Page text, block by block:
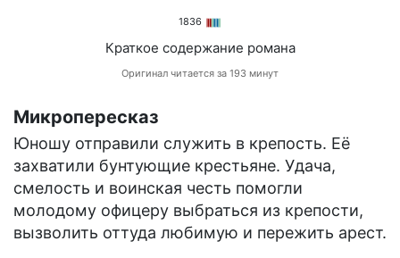
1836
Краткое содержание романа
Оригинал читается за 193 минут
Микропересказ
Юношу отправили служить в крепость. Её
захватили бунтующие крестьяне. Удача,
смелость и воинская честь помогли
молодому офицеру выбраться из крепости,
вызволить оттуда любимую и пережить арест.